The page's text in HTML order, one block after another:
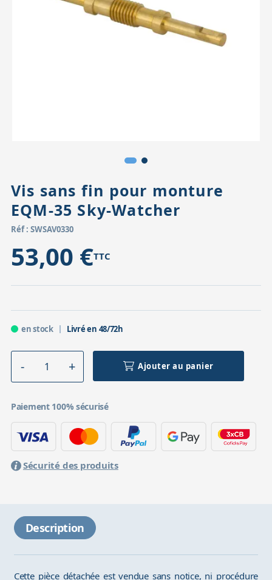
Accessoires pour montures
Têtes
Vis sans fin pour monture
EQM-35 Sky-Watcher
Réf : SWSAV0330
53,00 €TTC
en stock Livré en 48/72h
Ajouter au panier
Paiement 100% sécurisé
Sécurité des produits
Description
Cette pièce détachée est vendue sans notice, ni procédure